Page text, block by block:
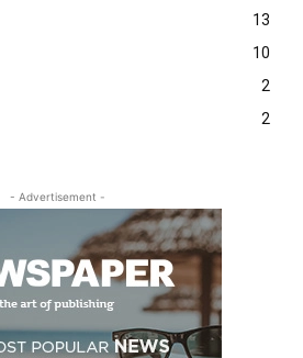
13
10
2
2
- Advertisement -